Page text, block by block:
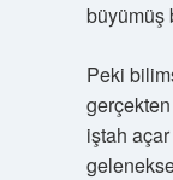
büyümüş
Peki
iştah açar